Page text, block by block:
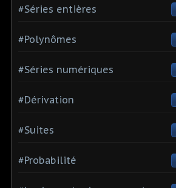
#Séries entières
#Polynômes
#Séries numériques
#Dérivation
#Suites
#Probabilité